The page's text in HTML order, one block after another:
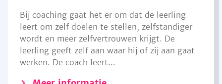
Bij coaching gaat het er om dat de leerling
leert om zelf doelen te stellen, zelfstandiger
wordt en meer zelfvertrouwen krijgt. De
leerling geeft zelf aan waar hij of zij aan gaat
werken. De coach leert...